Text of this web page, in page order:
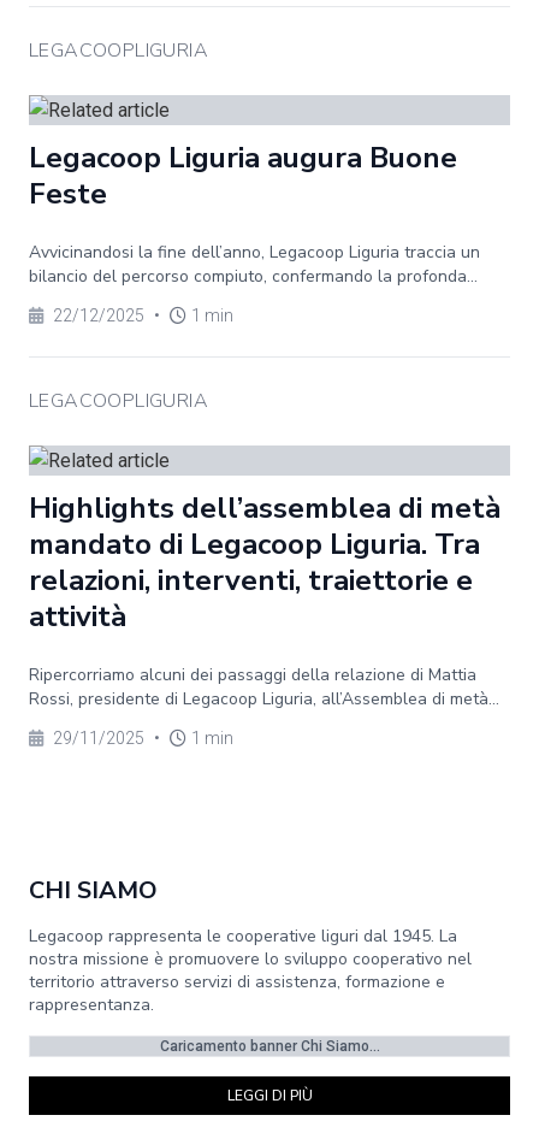
LEGACOOPLIGURIA
Legacoop Liguria augura Buone
Feste
Avvicinandosi la fine dell’anno, Legacoop Liguria traccia un
bilancio del percorso compiuto, confermando la profonda...
22/12/2025 • 1 min
LEGACOOPLIGURIA
Highlights dell’assemblea di metà
mandato di Legacoop Liguria. Tra
relazioni, interventi, traiettorie e
attività
Ripercorriamo alcuni dei passaggi della relazione di Mattia
Rossi, presidente di Legacoop Liguria, all’Assemblea di metà...
29/11/2025 • 1 min
CHI SIAMO
Legacoop rappresenta le cooperative liguri dal 1945. La
nostra missione è promuovere lo sviluppo cooperativo nel
territorio attraverso servizi di assistenza, formazione e
rappresentanza.
Caricamento banner Chi Siamo...
LEGGI DI PIÙ